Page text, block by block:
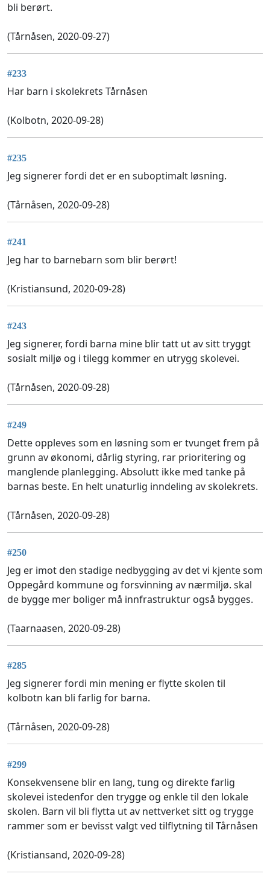
bli berørt.
(Tårnåsen, 2020-09-27)
#233
Har barn i skolekrets Tårnåsen
(Kolbotn, 2020-09-28)
#235
Jeg signerer fordi det er en suboptimalt løsning.
(Tårnåsen, 2020-09-28)
#241
Jeg har to barnebarn som blir berørt!
(Kristiansund, 2020-09-28)
#243
Jeg signerer, fordi barna mine blir tatt ut av sitt tryggt
sosialt miljø og i tilegg kommer en utrygg skolevei.
(Tårnåsen, 2020-09-28)
#249
Dette oppleves som en løsning som er tvunget frem på
grunn av økonomi, dårlig styring, rar prioritering og
manglende planlegging. Absolutt ikke med tanke på
barnas beste. En helt unaturlig inndeling av skolekrets.
(Tårnåsen, 2020-09-28)
#250
Jeg er imot den stadige nedbygging av det vi kjente som
Oppegård kommune og forsvinning av nærmiljø. skal
de bygge mer boliger må innfrastruktur også bygges.
(Taarnaasen, 2020-09-28)
#285
Jeg signerer fordi min mening er flytte skolen til
kolbotn kan bli farlig for barna.
(Tårnåsen, 2020-09-28)
#299
Konsekvensene blir en lang, tung og direkte farlig
skolevei istedenfor den trygge og enkle til den lokale
skolen. Barn vil bli flytta ut av nettverket sitt og trygge
rammer som er bevisst valgt ved tilflytning til Tårnåsen
(Kristiansand, 2020-09-28)